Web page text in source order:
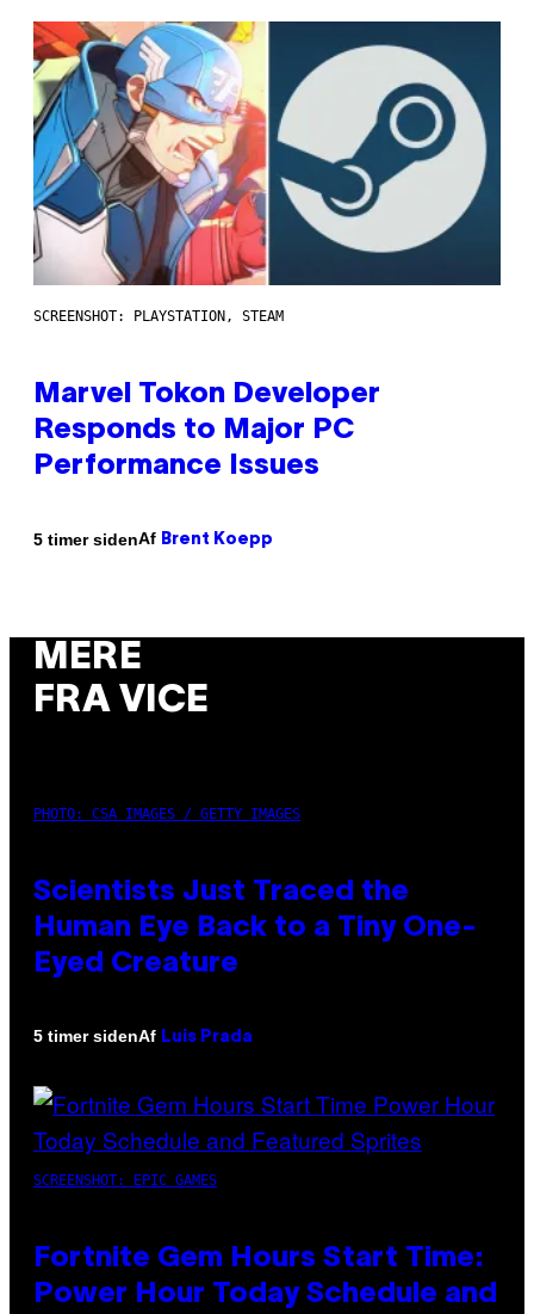
SCREENSHOT: PLAYSTATION, STEAM
Marvel Tokon Developer
Responds to Major PC
Performance Issues
5 timer sidenAf Brent Koepp
MERE
FRA VICE
PHOTO: CSA IMAGES / GETTY IMAGES
Scientists Just Traced the
Human Eye Back to a Tiny One-
Eyed Creature
5 timer sidenAf Luis Prada
SCREENSHOT: EPIC GAMES
Fortnite Gem Hours Start Time:
Power Hour Today Schedule and